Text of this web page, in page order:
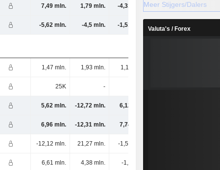
7,49 mln. 1,79 mln. -4,31 mln. -6,24 mln. 19,96 mln.
-5,62 mln. -4,5 mln. -1,51 mln. -2,99 mln.
1,47 mln. 1,93 mln. 1,11 mln.
25K -
5,62 mln. -12,72 mln. 6,12 mln.
6,96 mln. -12,31 mln. 7,74 mln.
-12,12 mln. 21,27 mln. -1,56 mln.
6,61 mln. 4,38 mln. -1,7 mln.
Meer Stijgers/Dalers
Valuta's / Forex